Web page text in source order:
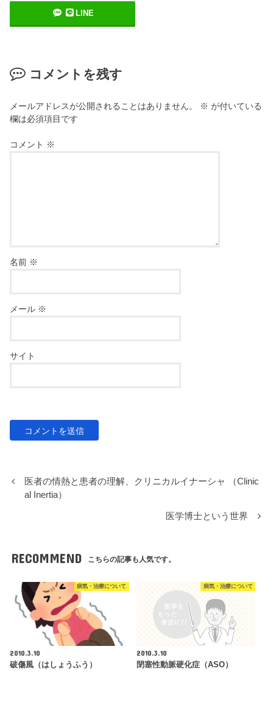
LINE
コメントを残す
メールアドレスが公開されることはありません。 ※ が付いている
欄は必須項目です
コメント ※
名前 ※
メール ※
サイト
医者の情熱と患者の理解、クリニカルイナーシャ （Clinic
al Inertia）
医学博士という世界
RECOMMEND こちらの記事も人気です。
病気・治療について
2010.3.10
破傷風（はしょうふう）
病気・治療について
2010.3.10
閉塞性動脈硬化症（ASO）